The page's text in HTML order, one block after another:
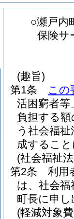
○瀬戸内
保険サ
(趣旨)
第1条
この
活困窮者
負担する額
う社会福
成するこ
(社会福祉
第2条
利用
は、社会
町長に申
(軽減対象